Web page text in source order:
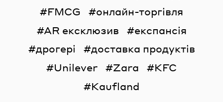
FMCG
онлайн-торгівля
AR ексклюзив
експансія
дрогері
доставка продуктів
Unilever
Zara
KFC
Kaufland